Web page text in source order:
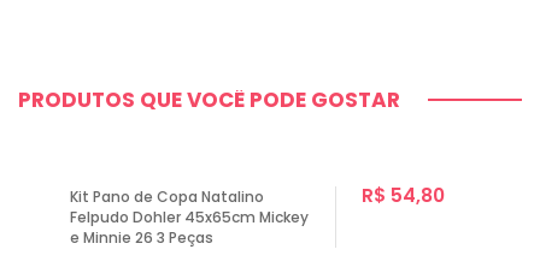
PRODUTOS QUE VOCÊ PODE GOSTAR
Kit Pano de Copa Natalino
Felpudo Dohler 45x65cm Mickey
e Minnie 26 3 Peças
R$ 54,80